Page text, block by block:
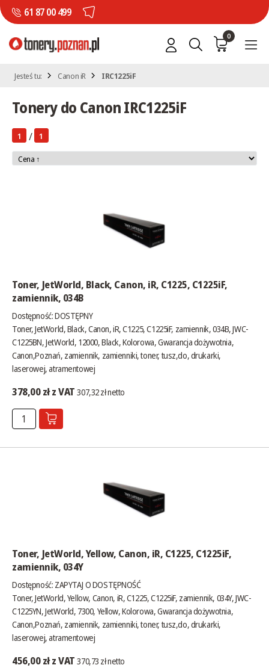
61 87 00 499
0
Jesteś tu: Canon iR IRC1225iF
Tonery do Canon IRC1225iF
1 / 1
Toner, JetWorld, Black, Canon, iR, C1225, C1225iF,
zamiennik, 034B
Dostępność:DOSTĘPNY
Toner, JetWorld, Black, Canon, iR, C1225, C1225iF, zamiennik, 034B, JWC-
C1225BN, JetWorld, 12000, Black, Kolorowa, Gwarancja dożywotnia,
Canon,Poznań, zamiennik, zamienniki, toner, tusz,do, drukarki,
laserowej, atramentowej
378,00 zł z VAT 307,32 zł netto
Toner, JetWorld, Yellow, Canon, iR, C1225, C1225iF,
zamiennik, 034Y
Dostępność: ZAPYTAJ O DOSTĘPNOŚĆ
Toner, JetWorld, Yellow, Canon, iR, C1225, C1225iF, zamiennik, 034Y, JWC-
C1225YN, JetWorld, 7300, Yellow, Kolorowa, Gwarancja dożywotnia,
Canon,Poznań, zamiennik, zamienniki, toner, tusz,do, drukarki,
laserowej, atramentowej
456,00 zł z VAT 370,73 zł netto